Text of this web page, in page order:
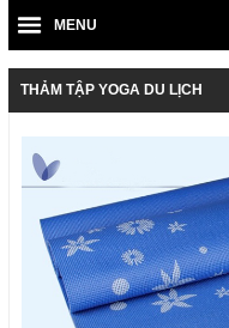
MENU
THẢM TẬP YOGA DU LỊCH